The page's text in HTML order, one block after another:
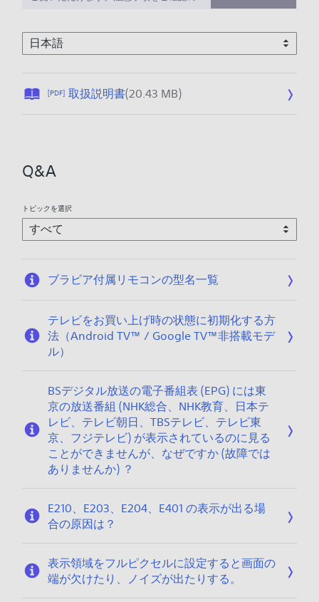
[PDF] 取扱説明書(20.43 MB)公
/
0
7
Q&A
トピックを選択
ブラビア付属リモコンの型名一覧
テレビをお買い上げ時の状態に初期化する方
法（Android TV™ / Google TV™非搭載モデ
ル）
BSデジタル放送の電子番組表 (EPG) には東
京の放送番組 (NHK総合、NHK教育、日本テ
レビ、テレビ朝日、TBSテレビ、テレビ東
京、フジテレビ) が表示されているのに見る
ことができませんが、なぜですか (故障では
ありませんか) ？
E210、E203、E204、E401 の表示が出る場
合の原因は？
表示領域をフルピクセルに設定すると画面の
端が欠けたり、ノイズが出たりする。